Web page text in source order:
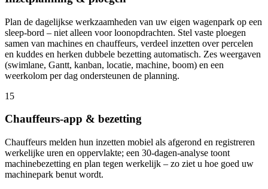
Plan de dagelijkse werkzaamheden van uw eigen wagenpark op een
sleep-bord – niet alleen voor loonopdrachten. Stel vaste ploegen
samen van machines en chauffeurs, verdeel inzetten over percelen
en kuddes en herken dubbele bezetting automatisch. Zes weergaven
(swimlane, Gantt, kanban, locatie, machine, boom) en een
weerkolom per dag ondersteunen de planning.
15
Chauffeurs-app & bezetting
Chauffeurs melden hun inzetten mobiel als afgerond en registreren
werkelijke uren en oppervlakte; een 30-dagen-analyse toont
machinebezetting en plan tegen werkelijk – zo ziet u hoe goed uw
machinepark benut wordt.